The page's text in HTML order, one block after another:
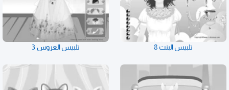
تلبيس البنت 8 تلبيس العروس 3